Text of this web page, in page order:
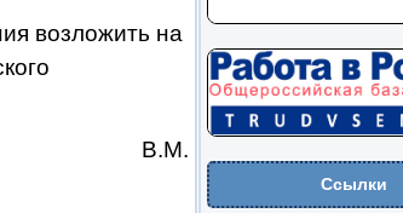
Ссылки
возложить на
В.М.